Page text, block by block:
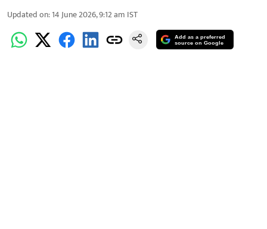
Updated on:14 June 2026, 9:12 am IST
Add as a preferred
source on Google